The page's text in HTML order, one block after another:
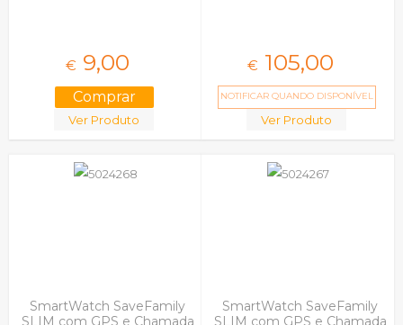
€ 9,00
Ver Produto
€ 105,00
NOTIFICAR QUANDO DISPONÍVEL
Ver Produto
SmartWatch SaveFamily
SLIM com GPS e Chamada
SmartWatch SaveFamily
SLIM com GPS e Chamada